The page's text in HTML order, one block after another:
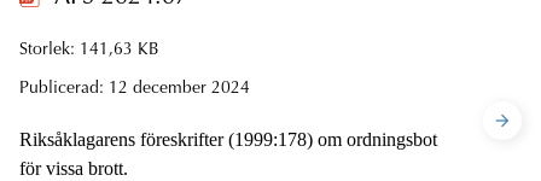
Storlek: 141,63 KB
Publicerad: 12 december 2024
Riksåklagarens föreskrifter (1999:178) om ordningsbot
för vissa brott.